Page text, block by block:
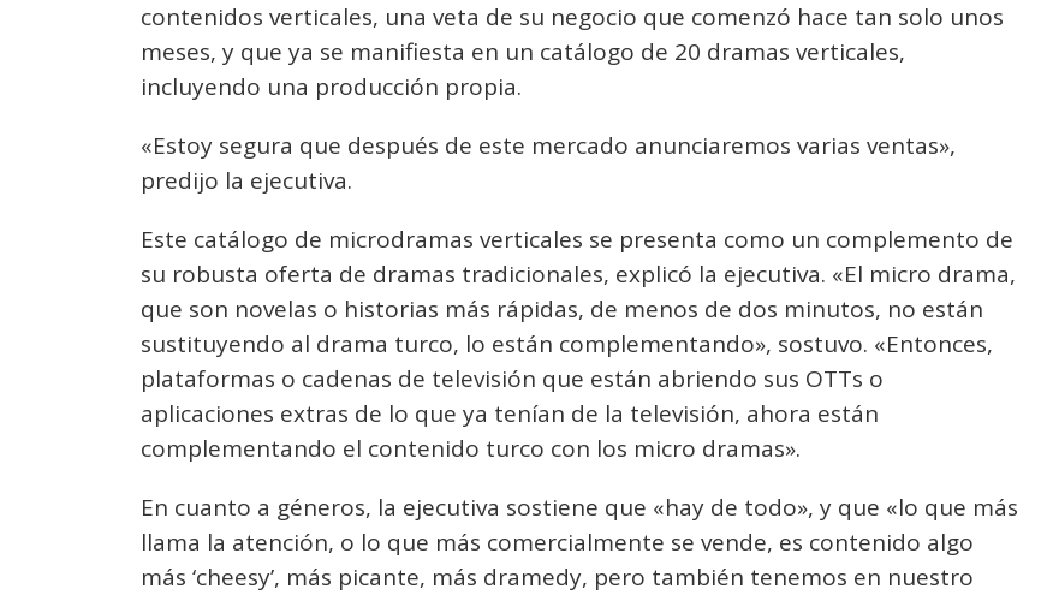
contenidos verticales, una veta de su negocio que comenzó hace tan solo unos
meses, y que ya se manifiesta en un catálogo de 20 dramas verticales,
incluyendo una producción propia.
«Estoy segura que después de este mercado anunciaremos varias ventas»,
predijo la ejecutiva.
Este catálogo de microdramas verticales se presenta como un complemento de
su robusta oferta de dramas tradicionales, explicó la ejecutiva. «El micro drama,
que son novelas o historias más rápidas, de menos de dos minutos, no están
sustituyendo al drama turco, lo están complementando», sostuvo. «Entonces,
plataformas o cadenas de televisión que están abriendo sus OTTs o
aplicaciones extras de lo que ya tenían de la televisión, ahora están
complementando el contenido turco con los micro dramas».
En cuanto a géneros, la ejecutiva sostiene que «hay de todo», y que «lo que más
llama la atención, o lo que más comercialmente se vende, es contenido algo
más ‘cheesy’, más picante, más dramedy, pero también tenemos en nuestro